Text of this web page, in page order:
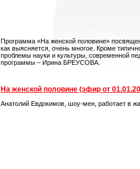
Программа «На женской половине»
как выясняется, очень многое. Кроме
проблемы науки и культуры, современной
программы – Ирина БРЕУСОВА.
На женской половине (эфир от
Анатолий Евдокимов, шоу-мен, работает в